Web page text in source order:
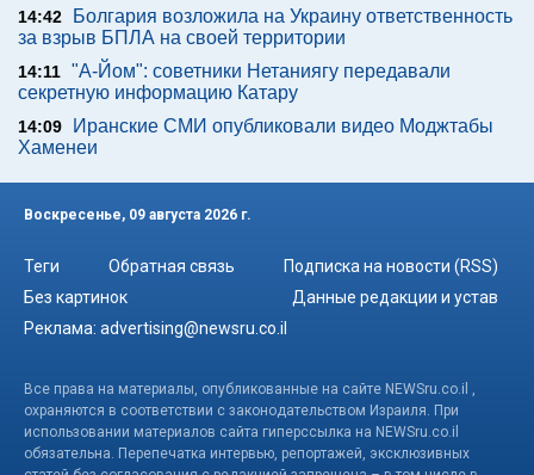
14:42
Болгария возложила на Украину ответственность
за взрыв БПЛА на своей территории
14:11 "А-Йом": советники Нетаниягу передавали
секретную информацию Катару
14:09
Иранские СМИ опубликовали видео Моджтабы
Хаменеи
Воскресенье, 09 августа 2026 г.
Теги Обратная связь
Подписка на новости (RSS)
Без картинок
Данные редакции и устав
Реклама: advertising@newsru.co.il
Все права на материалы, опубликованные на сайте NEWSru.co.il ,
охраняются в соответствии с законодательством Израиля. При
использовании материалов сайта гиперссылка на NEWSru.co.il
обязательна. Перепечатка интервью, репортажей, эксклюзивных